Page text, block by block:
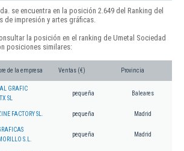
se encuentra en la posición 2.649 del Ranking del
de impresión y artes gráficas.
la posición en el ranking de Umetal Sociedad
posiciones similares:
de la empresa Ventas (€) Provincia
GRAFIC
SL
pequeña Baleares
FACTORY SL. pequeña Madrid
S.L.
pequeña Madrid